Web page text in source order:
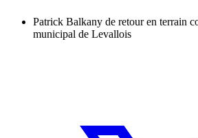
Patrick Balkany de retour en terrain
municipal de Levallois